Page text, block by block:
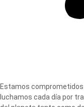
Estamos
luchamos cada día por